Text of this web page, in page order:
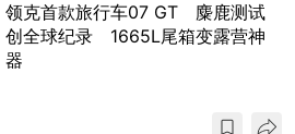
领克首款旅行车07 GT 麋鹿测试
创全球纪录 1665L尾箱变露营神
器